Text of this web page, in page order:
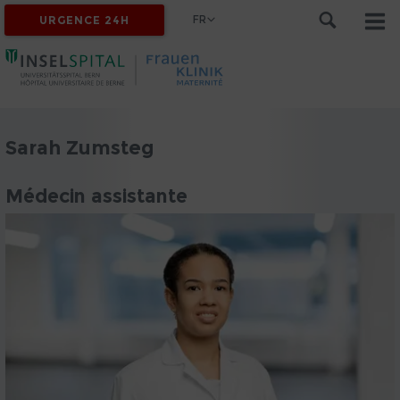
URGENCE 24H FR
Sarah Zumsteg
Médecin assistante